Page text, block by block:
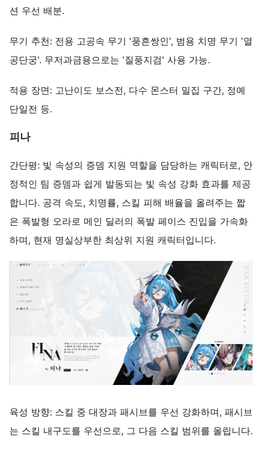
션 우선 배분.
무기 추천: 전용 고공속 무기 '풍흔쌍인', 범용 치명 무기 '열
공단궁'. 무저과금용으로는 '질풍지검' 사용 가능.
적용 장면: 고난이도 보스전, 다수 몬스터 밀집 구간, 정예
단일전 등.
피나
간단평: 빛 속성의 증뎀 지원 역할을 담당하는 캐릭터로, 안
정적인 팀 증뎀과 쉽게 발동되는 빛 속성 강화 효과를 제공
합니다. 공격 속도, 치명률, 스킬 피해 배율을 올려주는 짧
은 폭발형 오라로 메인 딜러의 폭발 페이스 진입을 가속화
하며, 현재 명실상부한 최상위 지원 캐릭터입니다.
육성 방향: 스킬 중 대장과 패시브를 우선 강화하며, 패시브
는 스킬 내구도를 우선으로, 그 다음 스킬 범위를 올립니다.